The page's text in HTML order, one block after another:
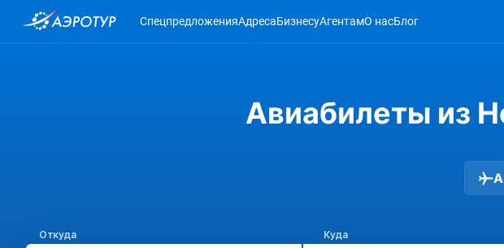
СпецпредложенияАдресаБизнесуАгентамО насБлог
Авиабилеты из
Откуда Куда